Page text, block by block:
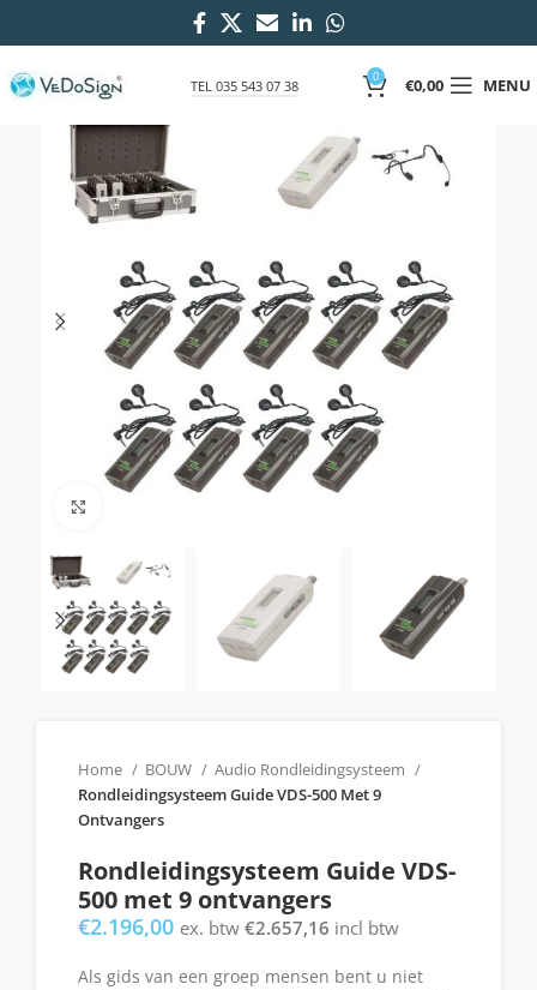
TEL 035 543 07 38
0 €0,00 MENU
Home BOUW
Audio Rondleidingsysteem
Rondleidingsysteem Guide VDS-500 Met 9
Ontvangers
Rondleidingsysteem Guide VDS-
500 met 9 ontvangers
€2.196,00 ex. btw €2.657,16 incl btw
Als gids van een groep mensen bent u niet